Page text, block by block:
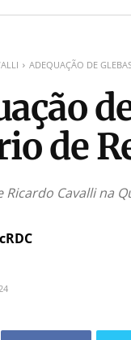
ADEQUAÇÃO DE
de
Ricardo Cavalli na